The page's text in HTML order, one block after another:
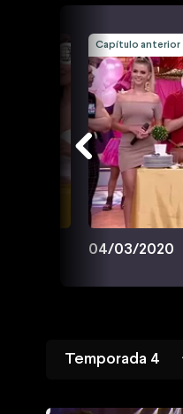
Capítulo anterior
04/03/2020